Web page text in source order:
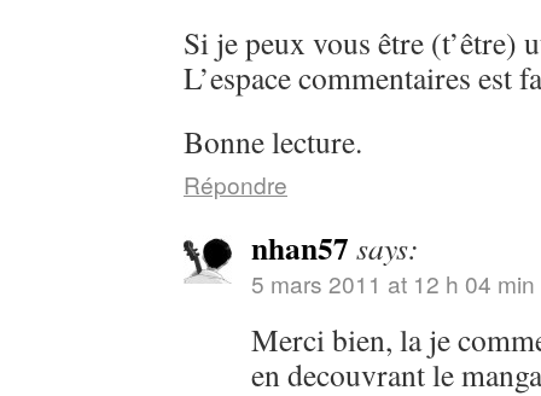
Si je peux vous être (t’être)
L’espace commentaires est
Bonne lecture.
Répondre
nhan57 says:
5 mars 2011 at 12 h 04 min
Merci bien, la je
en decouvrant le